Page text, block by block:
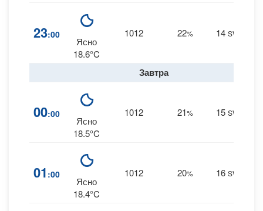
23:00
Ясно
18.6°C
1012 22% 14 SW
Завтра
00:00
Ясно
18.5°C
1012 21% 15 SW
01 :00
Ясно
18.4°C
1012 20% 16 SW